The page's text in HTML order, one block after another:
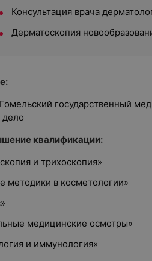
Консультация врача
Дерматоскопия
государственный
квалификации:
и трихоскопия»
методики в косметологии»
медицинские осмотры»
и иммунология»